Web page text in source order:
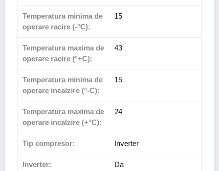
Temperatura minima de
operare racire (-°C):
15
Temperatura maxima de
operare racire (°+C):
43
Temperatura minima de
operare incalzire (°-C):
15
Temperatura maxima de
operare incalzire (+°C):
24
Tip compresor: Inverter
Inverter: Da